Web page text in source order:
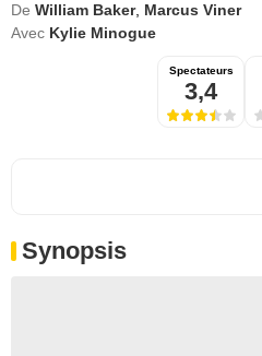
De William Baker, Marcus Viner
Avec Kylie Minogue
Spectateurs
3,4
Synopsis